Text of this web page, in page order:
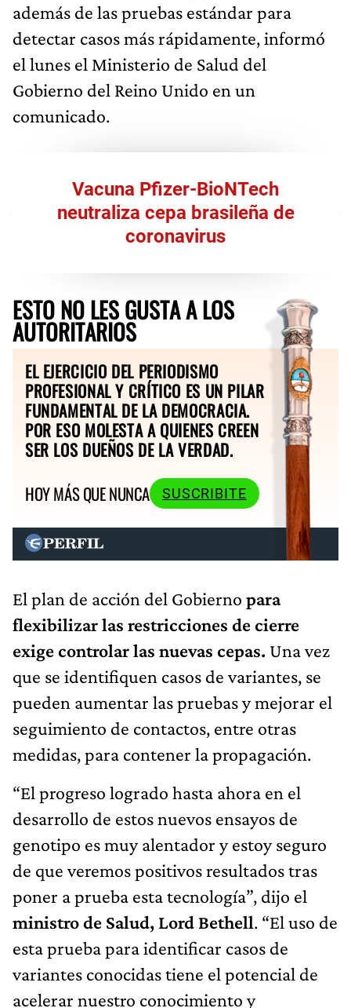
además de las pruebas estándar para
detectar casos más rápidamente, informó
el lunes el Ministerio de Salud del
Gobierno del Reino Unido en un
comunicado.
Vacuna Pfizer-BioNTech
neutraliza cepa brasileña de
coronavirus
ESTO NO LES GUSTA A LOS
AUTORITARIOS
EL EJERCICIO DEL PERIODISMO
PROFESIONAL Y CRÍTICO ES UN PILAR
FUNDAMENTAL DE LA DEMOCRACIA.
POR ESO MOLESTA A QUIENES CREEN
SER LOS DUEÑOS DE LA VERDAD.
HOY MÁS QUE NUNCA
SUSCRIBITE
El plan de acción del Gobierno para
flexibilizar las restricciones de cierre
exige controlar las nuevas cepas. Una vez
que se identifiquen casos de variantes, se
pueden aumentar las pruebas y mejorar el
seguimiento de contactos, entre otras
medidas, para contener la propagación.
“El progreso logrado hasta ahora en el
desarrollo de estos nuevos ensayos de
genotipo es muy alentador y estoy seguro
de que veremos positivos resultados tras
poner a prueba esta tecnología”, dijo el
ministro de Salud, Lord Bethell. “El uso de
esta prueba para identificar casos de
variantes conocidas tiene el potencial de
acelerar nuestro conocimiento y